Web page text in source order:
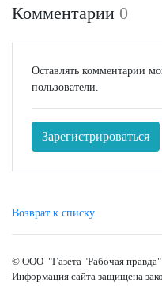
Комментарии 0
Оставлять комментарии
пользователи.
Зарегистрироваться
Возврат к списку
© ООО "Газета "Рабочая правда"
Информация сайта защищена